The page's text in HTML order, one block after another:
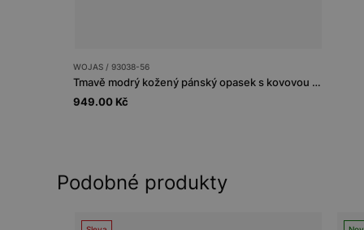
WOJAS / 93038-56
Tmavě modrý kožený pánský opasek s kovovou přezkou
949.00 Kč
Podobné produkty